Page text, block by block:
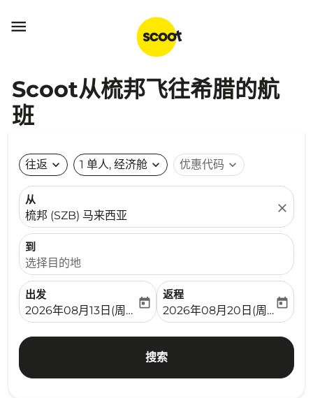

Scoot从梳邦飞往希腊的航
班
往返 expand_more 1 单人, 经济舱 expand_more 优惠代码 expand_more
从
梳邦 (SZB) 马来西亚
close
到
选择目的地
出发
fc-booking-departure-date-aria-label
2026年08月13日(周四)
today
返程
fc-booking-return-date-
2026年08月20日(周四)
today
搜索